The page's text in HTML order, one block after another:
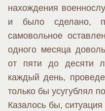
нахождения
и было сделано,
самовольное
одного месяца
от пяти до десяти
каждый день,
только бы усугублял
Казалось бы,